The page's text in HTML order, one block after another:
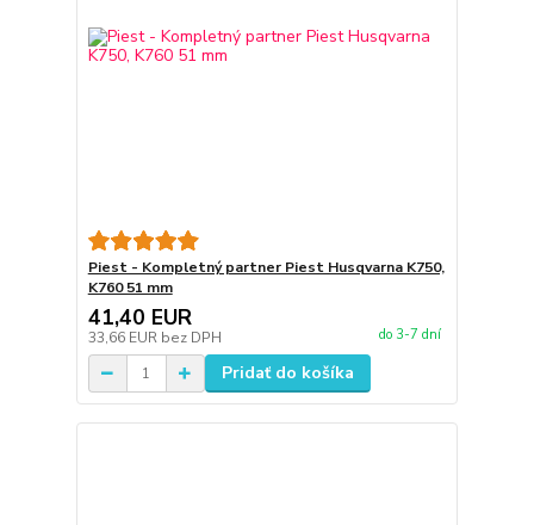
Piest - Kompletný partner Piest Husqvarna K750,
K760 51 mm
41,40 EUR
33,66 EUR bez DPH do 3-7 dní
Pridať do košíka